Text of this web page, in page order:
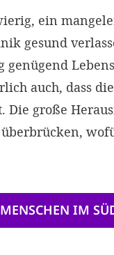
ein
gesund
genügend
auch, dass
Die große
IM